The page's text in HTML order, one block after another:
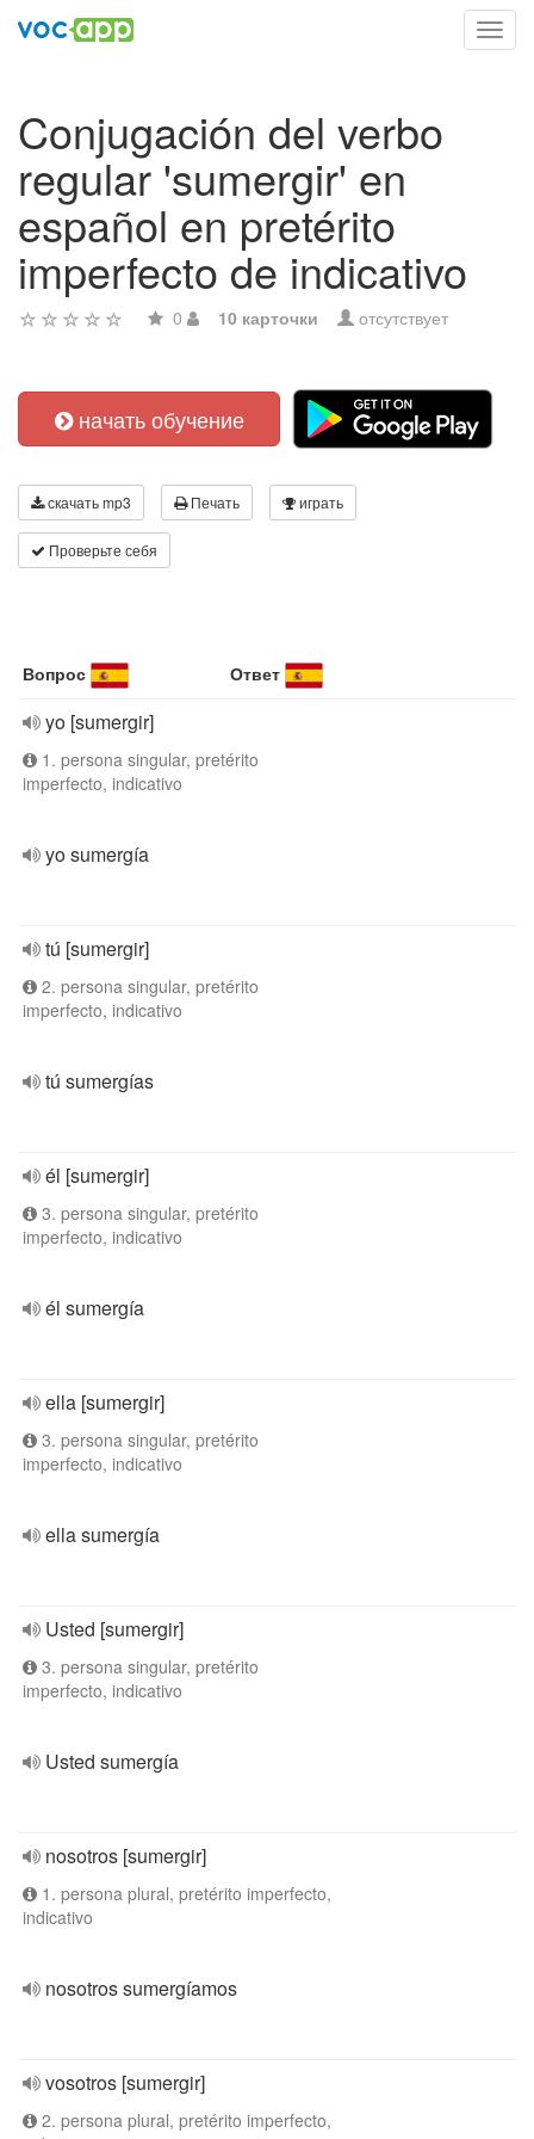
Conjugación del verbo
regular 'sumergir' en
español en pretérito
imperfecto de indicativo
0 10 карточки отсутствует
начать обучение
скачать mp3 Печать играть
Проверьте себя
Вопрос Ответ
yo [sumergir]
1. persona singular, pretérito
imperfecto, indicativo
yo sumergía
tú [sumergir]
2. persona singular, pretérito
imperfecto, indicativo
tú sumergías
él [sumergir]
3. persona singular, pretérito
imperfecto, indicativo
él sumergía
ella [sumergir]
3. persona singular, pretérito
imperfecto, indicativo
ella sumergía
Usted [sumergir]
3. persona singular, pretérito
imperfecto, indicativo
Usted sumergía
nosotros [sumergir]
1. persona plural, pretérito imperfecto,
indicativo
nosotros sumergíamos
vosotros [sumergir]
2. persona plural, pretérito imperfecto,